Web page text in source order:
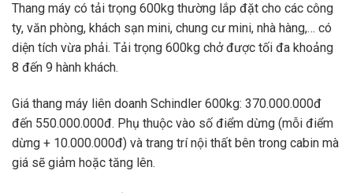
Thang máy có tải trọng 600kg thường lắp đặt cho các công
ty, văn phòng, khách sạn mini, chung cư mini, nhà hàng,… có
diện tích vừa phải. Tải trọng 600kg chở được tối đa khoảng
8 đến 9 hành khách.
Giá thang máy liên doanh Schindler 600kg: 370.000.000đ
đến 550.000.000đ. Phụ thuộc vào số điểm dừng (mỗi điểm
dừng + 10.000.000đ) và trang trí nội thất bên trong cabin mà
giá sẽ giảm hoặc tăng lên.